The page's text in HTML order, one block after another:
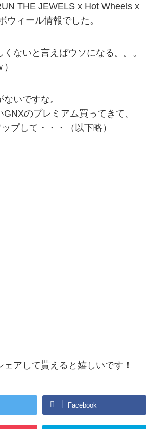
THE JEWELS x Hot Wheels x
ウィール情報でした。
ないと言えばウソになる。。。
いですな。
GNXのプレミアム買ってきて、
プして・・・（以下略）
アして貰えると嬉しいです！
Facebook